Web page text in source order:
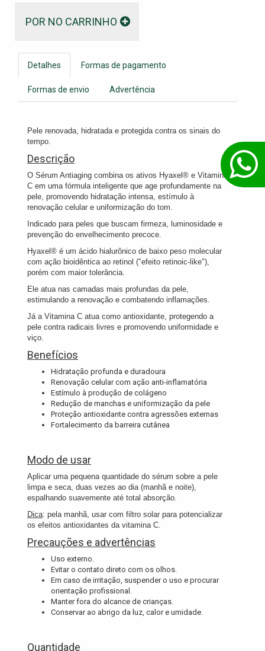
POR NO CARRINHO
Detalhes Formas de pagamento
Formas de envio Advertência
Pele renovada, hidratada e protegida contra os sinais do
tempo.
Descrição
O Sérum Antiaging combina os ativos Hyaxel® e Vitamina
C em uma fórmula inteligente que age profundamente na
pele, promovendo hidratação intensa, estímulo à
renovação celular e uniformização do tom.
Indicado para peles que buscam firmeza, luminosidade e
prevenção do envelhecimento precoce.
Hyaxel® é um ácido hialurônico de baixo peso molecular
com ação bioidêntica ao retinol ("efeito retinoic-like"),
porém com maior tolerância.
Ele atua nas camadas mais profundas da pele,
estimulando a renovação e combatendo inflamações.
Já a Vitamina C atua como antioxidante, protegendo a
pele contra radicais livres e promovendo uniformidade e
viço.
Benefícios
Hidratação profunda e duradoura
Renovação celular com ação anti-inflamatória
Estímulo à produção de colágeno
Redução de manchas e uniformização da pele
Proteção antioxidante contra agressões externas
Fortalecimento da barreira cutânea
Modo de usar
Aplicar uma pequena quantidade do sérum sobre a pele
limpa e seca, duas vezes ao dia (manhã e noite),
espalhando suavemente até total absorção.
Dica: pela manhã, usar com filtro solar para potencializar
os efeitos antioxidantes da vitamina C.
Precauções e advertências
Uso externo.
Evitar o contato direto com os olhos.
Em caso de irritação, suspender o uso e procurar
orientação profissional.
Manter fora do alcance de crianças.
Conservar ao abrigo da luz, calor e umidade.
Quantidade